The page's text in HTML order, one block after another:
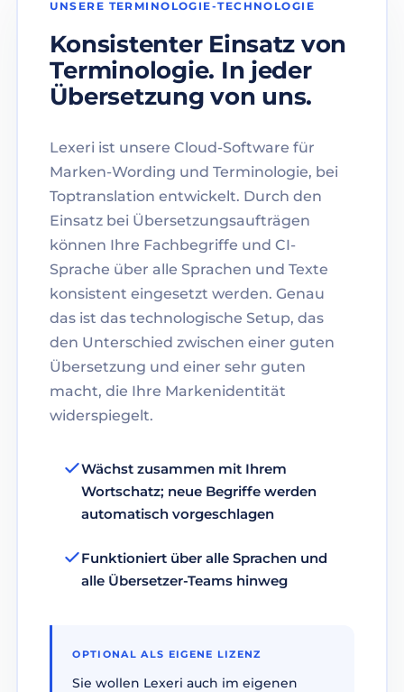
UNSERE TERMINOLOGIE-TECHNOLOGIE
Konsistenter Einsatz von
Terminologie. In jeder
Übersetzung von uns.
Lexeri ist unsere Cloud-Software für
Marken-Wording und Terminologie, bei
Toptranslation entwickelt. Durch den
Einsatz bei Übersetzungsaufträgen
können Ihre Fachbegriffe und CI-
Sprache über alle Sprachen und Texte
konsistent eingesetzt werden. Genau
das ist das technologische Setup, das
den Unterschied zwischen einer guten
Übersetzung und einer sehr guten
macht, die Ihre Markenidentität
widerspiegelt.
Wächst zusammen mit Ihrem
Wortschatz; neue Begriffe werden
automatisch vorgeschlagen
Funktioniert über alle Sprachen und
alle Übersetzer-Teams hinweg
OPTIONAL ALS EIGENE LIZENZ
Sie wollen Lexeri auch im eigenen